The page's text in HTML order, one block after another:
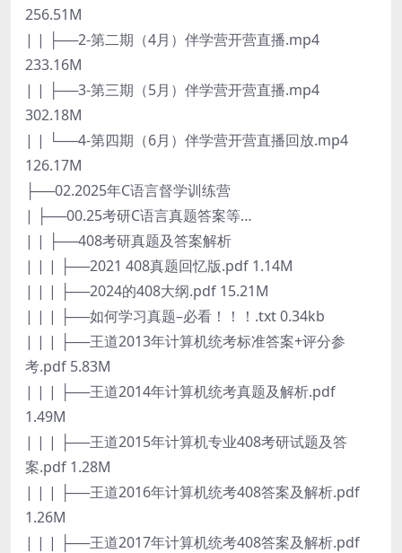
256.51M
| | ├──2-第二期（4月）伴学营开营直播.mp4
233.16M
| | ├──3-第三期（5月）伴学营开营直播.mp4
302.18M
| | └──4-第四期（6月）伴学营开营直播回放.mp4
126.17M
├──02.2025年C语言督学训练营
| ├──00.25考研C语言真题答案等…
| | ├──408考研真题及答案解析
| | | ├──2021 408真题回忆版.pdf 1.14M
| | | ├──2024的408大纲.pdf 15.21M
| | | ├──如何学习真题–必看！！！.txt 0.34kb
| | | ├──王道2013年计算机统考标准答案+评分参
考.pdf 5.83M
| | | ├──王道2014年计算机统考真题及解析.pdf
1.49M
| | | ├──王道2015年计算机专业408考研试题及答
案.pdf 1.28M
| | | ├──王道2016年计算机统考408答案及解析.pdf
1.26M
| | | ├──王道2017年计算机统考408答案及解析.pdf